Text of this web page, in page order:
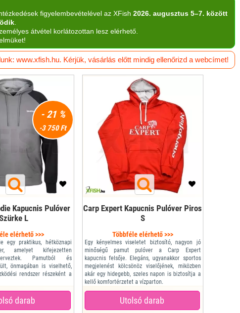
figyelembevételével az XFish 2026. augusztus 5–7. között
.
átvétel korlátozottan lesz elérhető.
www.xfish.hu. Kérjük, vásárlás előtt mindig ellenőrizd a webcímet!
- 21 %
-3 750 Ft
Kapucnis Pulóver
L
elérhető >>>
egy praktikus, hétköznapi
amelyet kifejezetten
Pamutból és
önmagában is viselhető,
rendszer részeként a
kiváló minőségű pulóver,
viselhető, de igazán a
körülmények között mutatja
darab
Carp Expert Kapucnis Pulóver Piros
S
Többféle elérhető >>>
Egy kényelmes viseletet biztosító, nagyon jó
minőségű pamut pulóver a Carp Expert
kapucnis felsője. Elegáns, ugyanakkor sportos
megjelenést kölcsönöz viselőjének, miközben
akár egy hidegebb, szeles napon is biztosítja a
kellő komfortérzetet a vízparton.
Méret: S
Típus: Carp Expert pulóver
Utolsó darab